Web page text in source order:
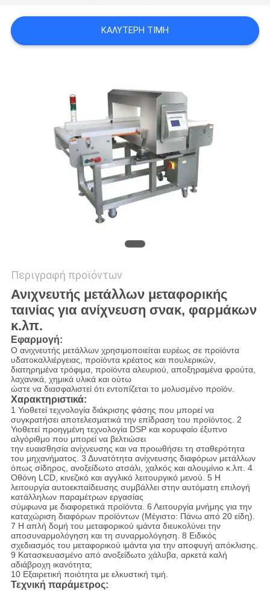
SITEMAP
ΚΑΛΎΤΕΡΗ ΤΙΜΉ
Περιγραφή προϊόντων
Ανιχνευτής μετάλλων μεταφορικής
ταινίας για ανίχνευση σνακ, φαρμάκων
κ.λπ.
Εφαρμογή:
Ο ανιχνευτής μετάλλων χρησιμοποιείται ευρέως σε προϊόντα
υδατοκαλλιέργειας, προϊόντα κρέατος και πουλερικών,
διατηρημένα τρόφιμα, προϊόντα αλευριού, αποξηραμένα φρούτα,
λαχανικά, χημικά υλικά και ούτω
ώστε να διασφαλιστεί ότι εντοπίζεται το μολυσμένο προϊόν.
Χαρακτηριστικά:
1 Υιοθετεί τεχνολογία διάκρισης φάσης που μπορεί να
συγκρατήσει αποτελεσματικά την επίδραση του προϊόντος. 2
Υιοθετεί προηγμένη τεχνολογία DSP και κορυφαίο έξυπνο
αλγόριθμο που μπορεί να βελτιώσει
την ευαισθησία ανίχνευσης και να προωθήσει τη σταθερότητα
του μηχανήματος. 3 Δυνατότητα ανίχνευσης διαφόρων μετάλλων
όπως σίδηρος, ανοξείδωτο ατσάλι, χαλκός και αλουμίνιο κ.λπ. 4
Οθόνη LCD, κινεζικό και αγγλικό λειτουργικό μενού. 5 Η
λειτουργία αυτοεκπαίδευσης συμβάλλει στην αυτόματη επιλογή
κατάλληλων παραμέτρων εργασίας
σύμφωνα με διαφορετικά προϊόντα. 6 Λειτουργία μνήμης για την
καταχώριση διαφόρων προϊόντων (Μέγιστο: Πάνω από 20 είδη).
7 Η απλή δομή του μεταφορικού ιμάντα διευκολύνει την
αποσυναρμολόγηση και τη συναρμολόγηση. 8 Ειδικός
σχεδιασμός του μεταφορικού ιμάντα για την αποφυγή απόκλισης.
9 Κατασκευασμένο από ανοξείδωτο χάλυβα, αρκετά καλή
αδιάβροχη ικανότητα;
10 Εξαιρετική ποιότητα με ελκυστική τιμή.
Τεχνική παράμετρος: